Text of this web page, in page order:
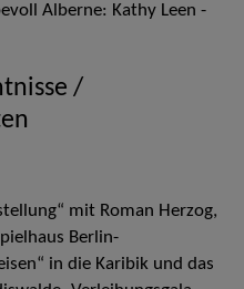
Alberne: Kathy Leen -
/
mit Roman Herzog,
Berlin-
in die Karibik und das